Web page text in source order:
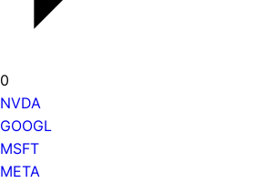
0
NVDA
GOOGL
MSFT
META